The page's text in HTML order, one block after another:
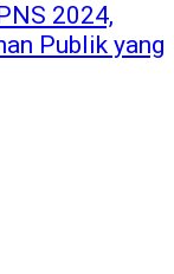
2024,
Publik yang